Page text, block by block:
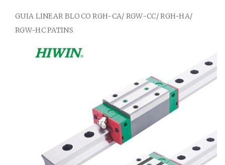
GUIA LINEAR BLOCO RGH-CA/ RGW-CC/ RGH-HA/
RGW-HCPATINS